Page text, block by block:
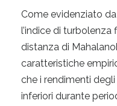
Come evidenziato da
l’indice di turbolenza
distanza di
caratteristiche
che i rendimenti
inferiori durante